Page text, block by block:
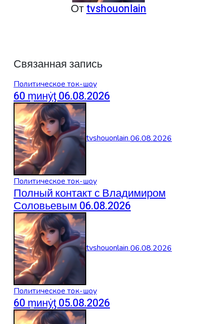
Отtvshouonlain
Связанная запись
Политическое ток-шоу
60 ṃинẏƫ 06.08.2026
tvshouonlain06.08.2026
Политическое ток-шоу
Полный контакт с Владимиром
Соловьевым 06.08.2026
tvshouonlain06.08.2026
Политическое ток-шоу
60 ṃинẏƫ 05.08.2026